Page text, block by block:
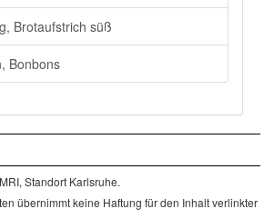
Brotaufstrich süß
Bonbons
Standort Karlsruhe.
übernimmt keine Haftung für den Inhalt verlinkter